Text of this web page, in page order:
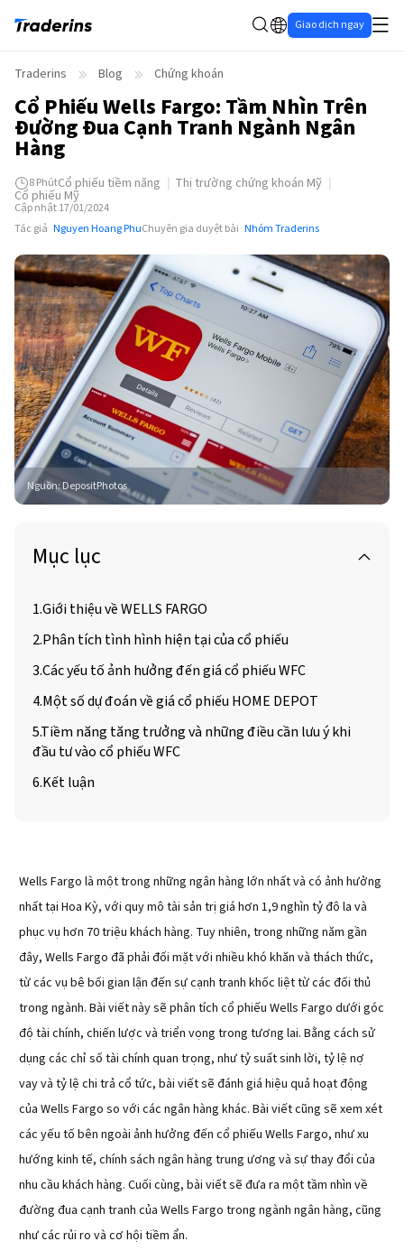
Giao dịch ngay
Traderins Blog Chứng khoán
Cổ Phiếu Wells Fargo: Tầm Nhìn Trên
Đường Đua Cạnh Tranh Ngành Ngân
Hàng
8PhútCổ phiếu tiềm năng Thị trường chứng khoán Mỹ
Cổ phiếu Mỹ
Cập nhật 17/01/2024
Tác giả Nguyen Hoang PhuChuyên gia duyệt bài Nhóm Traderins
Nguồn:DepositPhotos
Mục lục
1.Giới thiệu về WELLS FARGO
2.Phân tích tình hình hiện tại của cổ phiếu
3.Các yếu tố ảnh hưởng đến giá cổ phiếu WFC
4.Một số dự đoán về giá cổ phiếu HOME DEPOT
5.Tiềm năng tăng trưởng và những điều cần lưu ý khi
đầu tư vào cổ phiếu WFC
6.Kết luận
Wells Fargo là một trong những ngân hàng lớn nhất và có ảnh hưởng
nhất tại Hoa Kỳ, với quy mô tài sản trị giá hơn 1,9 nghìn tỷ đô la và
phục vụ hơn 70 triệu khách hàng. Tuy nhiên, trong những năm gần
đây, Wells Fargo đã phải đối mặt với nhiều khó khăn và thách thức,
từ các vụ bê bối gian lận đến sự cạnh tranh khốc liệt từ các đối thủ
trong ngành. Bài viết này sẽ phân tích cổ phiếu Wells Fargo dưới góc
độ tài chính, chiến lược và triển vọng trong tương lai. Bằng cách sử
dụng các chỉ số tài chính quan trọng, như tỷ suất sinh lời, tỷ lệ nợ
vay và tỷ lệ chi trả cổ tức, bài viết sẽ đánh giá hiệu quả hoạt động
của Wells Fargo so với các ngân hàng khác. Bài viết cũng sẽ xem xét
các yếu tố bên ngoài ảnh hưởng đến cổ phiếu Wells Fargo, như xu
hướng kinh tế, chính sách ngân hàng trung ương và sự thay đổi của
nhu cầu khách hàng. Cuối cùng, bài viết sẽ đưa ra một tầm nhìn về
đường đua cạnh tranh của Wells Fargo trong ngành ngân hàng, cũng
như các rủi ro và cơ hội tiềm ẩn.